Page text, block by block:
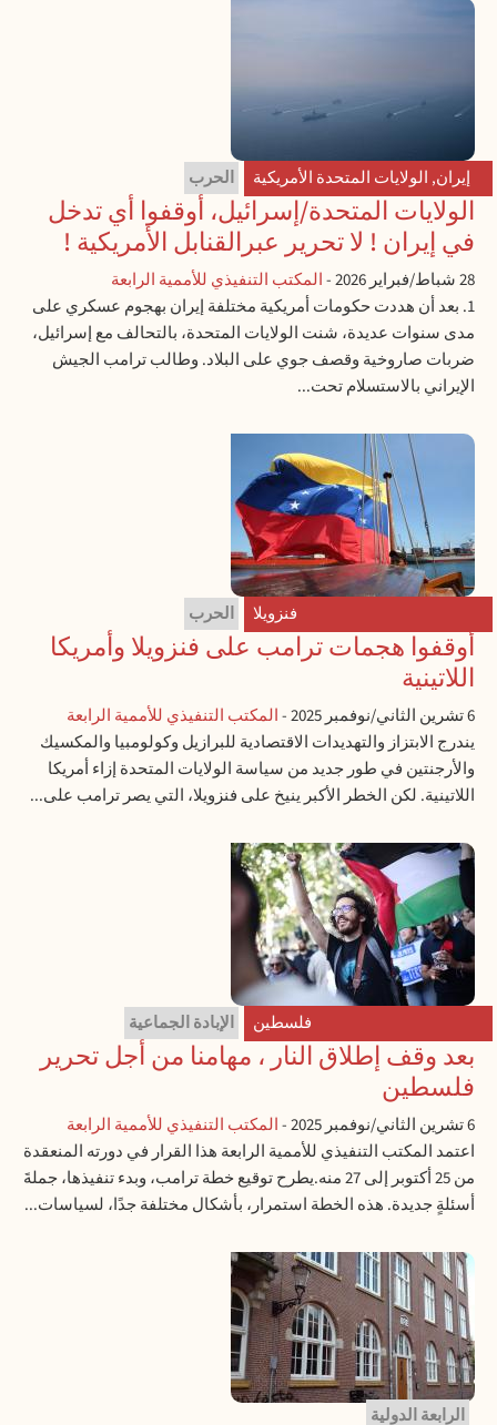
إيران, الولايات المتحدة الأمريكية الحرب
الولايات المتحدة/إسرائيل، أوقفوا أي تدخل
في إيران ! لا تحرير عبرالقنابل الأمريكية !
28 شباط/فبراير 2026 -المكتب التنفيذي للأممية الرابعة
1. بعد أن هددت حكومات أمريكية مختلفة إيران بهجوم عسكري على
مدى سنوات عديدة، شنت الولايات المتحدة، بالتحالف مع إسرائيل،
ضربات صاروخية وقصف جوي على البلاد. وطالب ترامب الجيش
الإيراني بالاستسلام تحت...
فنزويلا الحرب
أوقفوا هجمات ترامب على فنزويلا وأمريكا
اللاتينية
6 تشرين الثاني/نوفمبر 2025 -المكتب التنفيذي للأممية الرابعة
يندرج الابتزاز والتهديدات الاقتصادية للبرازيل وكولومبيا والمكسيك
والأرجنتين في طور جديد من سياسة الولايات المتحدة إزاء أمريكا
اللاتينية. لكن الخطر الأكبر ينيخ على فنزويلا، التي يصر ترامب على...
فلسطين الإبادة الجماعية
بعد وقف إطلاق النار ، مهامنا من أجل تحرير
فلسطين
6 تشرين الثاني/نوفمبر 2025 -المكتب التنفيذي للأممية الرابعة
اعتمد المكتب التنفيذي للأممية الرابعة هذا القرار في دورته المنعقدة
من 25 أكتوبر إلى 27 منه.يطرح توقيع خطة ترامب، وبدء تنفيذها، جملةَ
أسئلةٍ جديدة. هذه الخطة استمرار، بأشكال مختلفة جدًا، لسياسات...
الرابعة الدولية